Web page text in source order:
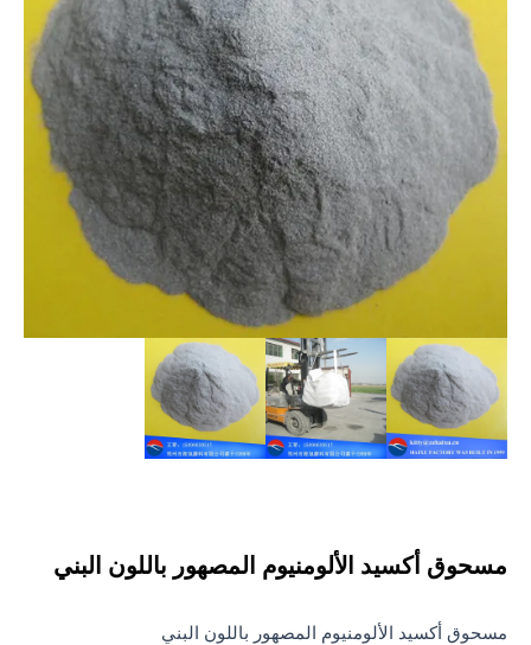
مسحوق أكسيد الألومنيوم المصهور باللون البني
مسحوق أكسيد الألومنيوم المصهور باللون البني